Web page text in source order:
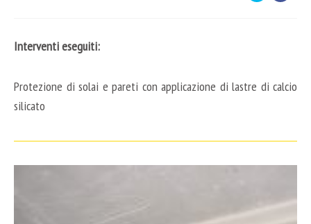
Interventi eseguiti:
Protezione di solai e pareti con applicazione di lastre di calcio
silicato